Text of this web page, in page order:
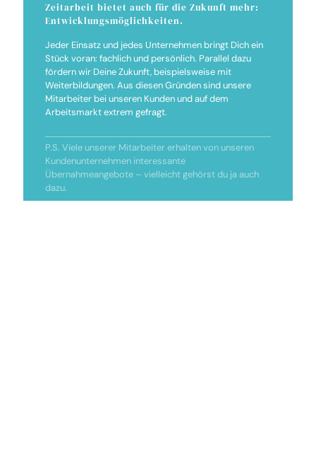
Zeitarbeit bietet auch für die Zukunft mehr:
Entwicklungsmöglichkeiten.
Jeder Einsatz und jedes Unternehmen bringt Dich ein
Stück voran: fachlich und persönlich. Parallel dazu
fördern wir Deine Zukunft, beispielsweise mit
Weiterbildungen. Aus diesen Gründen sind unsere
Mitarbeiter bei unseren Kunden und auf dem
Arbeitsmarkt extrem gefragt.
P.S. Viele unserer Mitarbeiter erhalten von unseren
Kundenunternehmen interessante
Übernahmeangebote – vielleicht gehörst du ja auch
dazu.